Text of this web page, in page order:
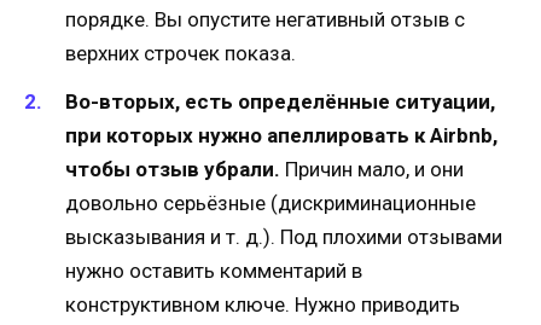
порядке. Вы опустите негативный отзыв с
верхних строчек показа.
Во-вторых, есть определённые ситуации,
при которых нужно апеллировать к Airbnb,
чтобы отзыв убрали. Причин мало, и они
довольно серьёзные (дискриминационные
высказывания и т. д.). Под плохими отзывами
нужно оставить комментарий в
конструктивном ключе. Нужно приводить